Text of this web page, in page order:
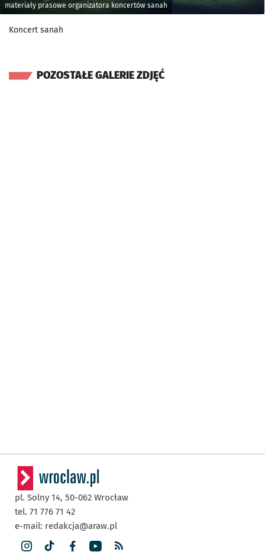
materiały prasowe organizatora koncertów sanah
Koncert sanah
POZOSTAŁE GALERIE ZDJĘĆ
pl. Solny 14, 50-062 Wrocław
tel. 71 776 71 42
e-mail: redakcja@araw.pl